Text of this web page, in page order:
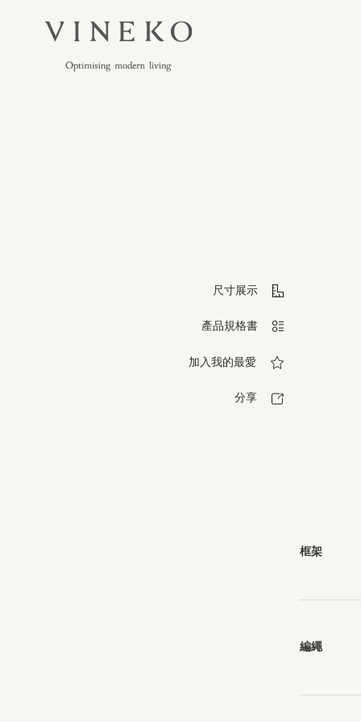
尺寸展示
產品規格書
加入我的最愛
分享
框架
編繩